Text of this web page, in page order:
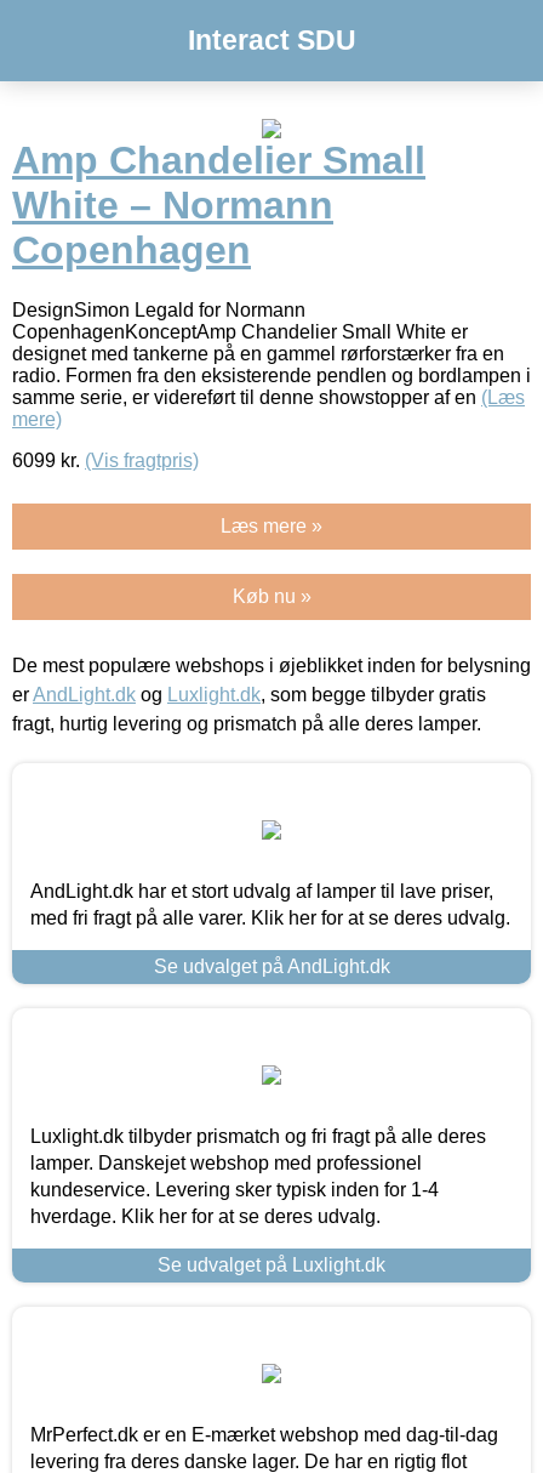
Interact SDU
Amp Chandelier Small
White – Normann
Copenhagen
DesignSimon Legald for Normann
CopenhagenKonceptAmp Chandelier Small White er
designet med tankerne på en gammel rørforstærker fra en
radio. Formen fra den eksisterende pendlen og bordlampen i
samme serie, er videreført til denne showstopper af en (Læs
mere)
6099 kr. (Vis fragtpris)
Læs mere »
Køb nu »
De mest populære webshops i øjeblikket inden for belysning
erAndLight.dk og Luxlight.dk, som begge tilbyder gratis
fragt, hurtig levering og prismatch på alle deres lamper.
AndLight.dk har et stort udvalg af lamper til lave priser,
med fri fragt på alle varer. Klik her for at se deres udvalg.
Se udvalget på AndLight.dk
Luxlight.dk tilbyder prismatch og fri fragt på alle deres
lamper. Danskejet webshop med professionel
kundeservice. Levering sker typisk inden for 1-4
hverdage. Klik her for at se deres udvalg.
Se udvalget på Luxlight.dk
MrPerfect.dk er en E-mærket webshop med dag-til-dag
levering fra deres danske lager. De har en rigtig flot